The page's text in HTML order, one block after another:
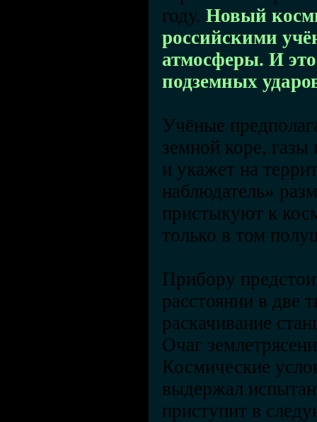
году. Новый
российскими
атмосферы. И
подземных
Учёные
земной коре,
и укажет на
наблюдатель»
пристыкуют к
только в том
Прибору
расстоянии в две
раскачивание
Очаг
Космические
выдержал
приступит в